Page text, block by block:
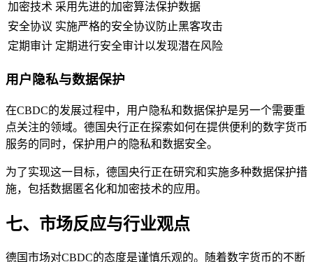
加密技术 采用先进的加密算法保护数据
安全协议 实施严格的安全协议防止黑客攻击
定期审计 定期进行安全审计以发现潜在风险
用户隐私与数据保护
在CBDC的发展过程中，用户隐私和数据保护是另一个需要重
点关注的领域。德国央行正在探索如何在提供便利的数字货币
服务的同时，保护用户的隐私和数据安全。
为了实现这一目标，德国央行正在研究和实施多种数据保护措
施，包括数据匿名化和加密技术的应用。
七、市场反应与行业观点
德国市场对CBDC的态度是谨慎乐观的。随着数字货币的不断